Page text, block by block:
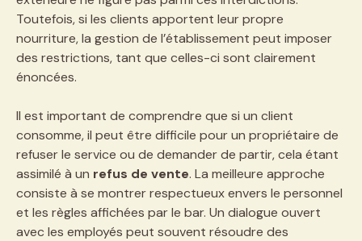
Toutefois, si les clients apportent leur propre
nourriture, la gestion de l’établissement peut imposer
des restrictions, tant que celles-ci sont clairement
énoncées.
Il est important de comprendre que si un client
consomme, il peut être difficile pour un propriétaire de
refuser le service ou de demander de partir, cela étant
assimilé à un refus de vente. La meilleure approche
consiste à se montrer respectueux envers le personnel
et les règles affichées par le bar. Un dialogue ouvert
avec les employés peut souvent résoudre des